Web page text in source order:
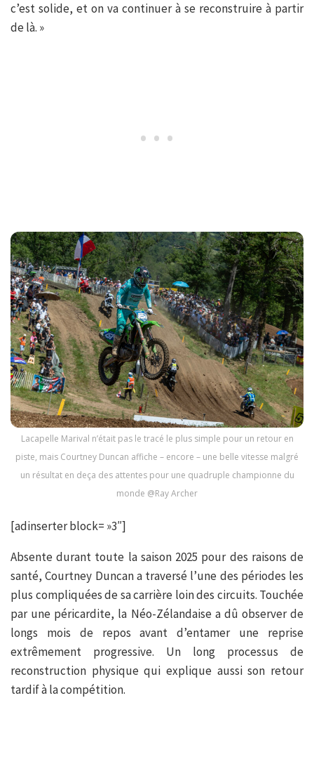
c’est solide, et on va continuer à se reconstruire à partir
de là. »
Lacapelle Marival n’était pas le tracé le plus simple pour un retour en
piste, mais Courtney Duncan affiche – encore – une belle vitesse malgré
un résultat en deça des attentes pour une quadruple championne du
monde @Ray Archer
[adinserter block= »3″]
Absente durant toute la saison 2025 pour des raisons de
santé, Courtney Duncan a traversé l’une des périodes les
plus compliquées de sa carrière loin des circuits. Touchée
par une péricardite, la Néo-Zélandaise a dû observer de
longs mois de repos avant d’entamer une reprise
extrêmement progressive. Un long processus de
reconstruction physique qui explique aussi son retour
tardif à la compétition.